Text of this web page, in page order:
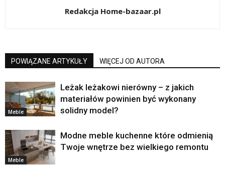
Redakcja Home-bazaar.pl
POWIĄZANE ARTYKUŁY WIĘCEJ OD AUTORA
Meble
Leżak leżakowi nierówny – z jakich
materiałów powinien być wykonany
solidny model?
Meble
Modne meble kuchenne które odmienią
Twoje wnętrze bez wielkiego remontu